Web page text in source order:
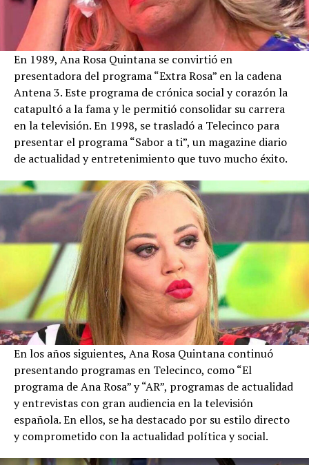
En 1989, Ana Rosa Quintana se convirtió en
presentadora del programa “Extra Rosa” en la cadena
Antena 3. Este programa de crónica social y corazón la
catapultó a la fama y le permitió consolidar su carrera
en la televisión. En 1998, se trasladó a Telecinco para
presentar el programa “Sabor a ti”, un magazine diario
de actualidad y entretenimiento que tuvo mucho éxito.
En los años siguientes, Ana Rosa Quintana continuó
presentando programas en Telecinco, como “El
programa de Ana Rosa” y “AR”, programas de actualidad
y entrevistas con gran audiencia en la televisión
española. En ellos, se ha destacado por su estilo directo
y comprometido con la actualidad política y social.